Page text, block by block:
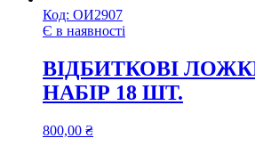
Код: ОИ2907
Є в наявності
ВІДБИТКОВІ
НАБІР 18 ШТ.
800,00 ₴